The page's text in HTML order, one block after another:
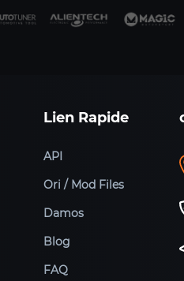
Lien Rapide
API
Ori / Mod Files
Damos
Blog
FAQ